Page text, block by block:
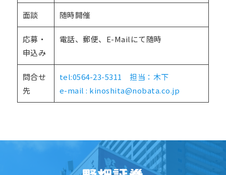
面談 随時開催
応募・
申込み
電話、郵便、E-Mailにて随時
問合せ
先
tel:0564-23-5311 担当：木下
e-mail : kinoshita@nobata.co.jp